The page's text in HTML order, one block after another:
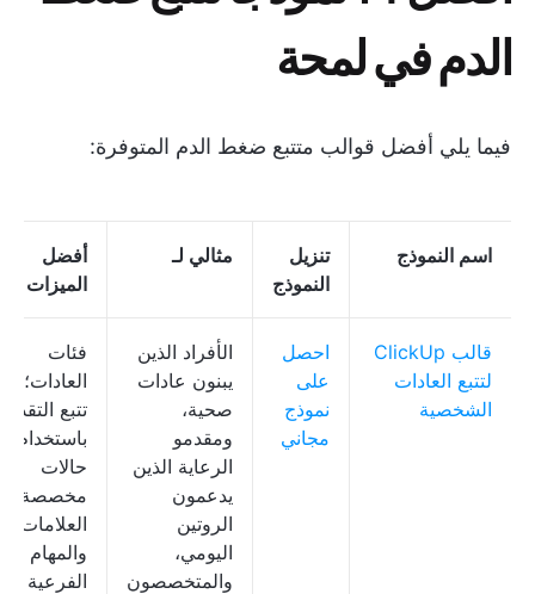
الدم في لمحة
فيما يلي أفضل قوالب متتبع ضغط الدم المتوفرة:
اسم النموذج
تنزيل
النموذج
مثالي لـ
أفضل
الميزات
قالب ClickUp
لتتبع العادات
الشخصية
احصل
على
نموذج
مجاني
الأفراد الذين
يبنون عادات
صحية،
ومقدمو
الرعاية الذين
يدعمون
الروتين
اليومي،
والمتخصصون
فئات
العادات؛
تتبع التقدم
باستخدام
حالات
مخصصة؛
العلامات
والمهام
الفرعية